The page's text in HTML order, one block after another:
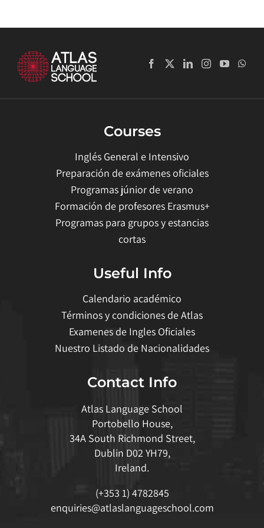
Courses
Inglés General e Intensivo
Preparación de exámenes oficiales
Programas júnior de verano
Formación de profesores Erasmus+
Programas para grupos y estancias
cortas
Useful Info
Calendario académico
Términos y condiciones de Atlas
Examenes de Ingles Oficiales
Nuestro Listado de Nacionalidades
Contact Info
Atlas Language School
Portobello House,
34A South Richmond Street,
Dublin D02 YH79,
Ireland.
(+353 1) 4782845
enquiries@atlaslanguageschool.com